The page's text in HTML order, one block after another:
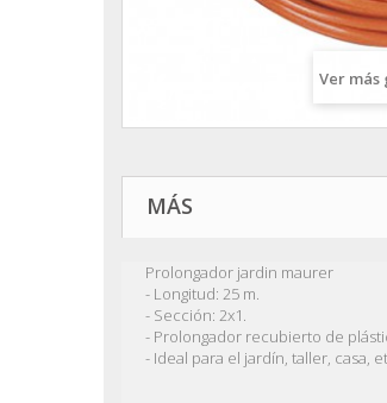
Ver más
MÁS
Prolongador jardin maurer
- Longitud: 25 m.
- Sección: 2x1.
- Prolongador recubierto de
- Ideal para el jardín, taller, casa,